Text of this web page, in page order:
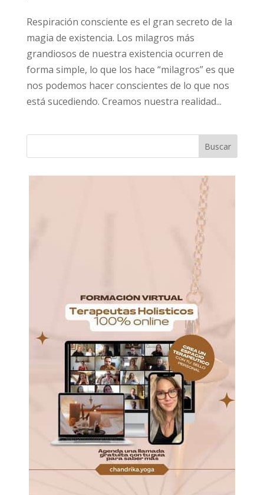
Respiración consciente es el gran secreto de la
magia de existencia. Los milagros más
grandiosos de nuestra existencia ocurren de
forma simple, lo que los hace “milagros” es que
nos podemos hacer conscientes de lo que nos
está sucediendo. Creamos nuestra realidad...